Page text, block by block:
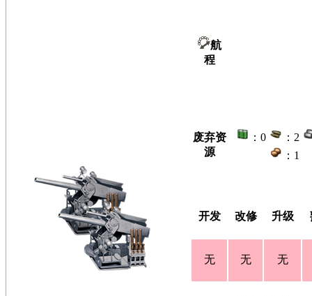
航
程
废弃资
源
：0
：2
：1
开发 改修 升级
无 无 无